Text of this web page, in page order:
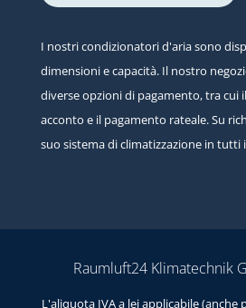
I nostri condizionatori d'aria sono
dimensioni e capacità. Il nostro
diverse opzioni di pagamento, tra cui
acconto e il pagamento rateale. Su
suo sistema di climatizzazione in tutti i
Raumluft24 Klimatechnik
L'aliquota IVA a lei applicabile (anche